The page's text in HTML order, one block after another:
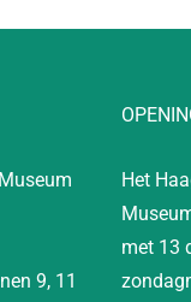
9, 11
Het
met 13